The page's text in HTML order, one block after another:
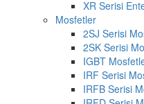
XR Serisi
Mosfetler
2SJ Serisi
2SK Serisi
IGBT
IRF Serisi
IRFB Serisi